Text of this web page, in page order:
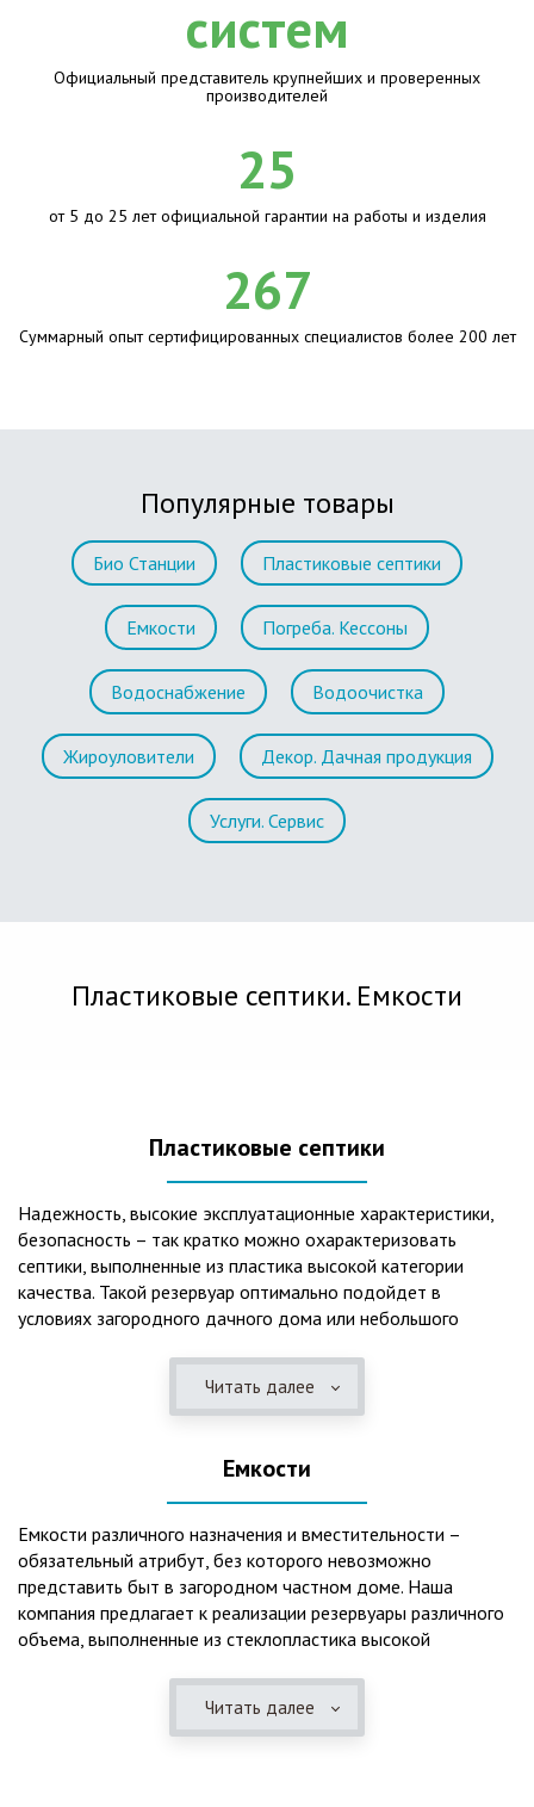
Официальный представитель крупнейших и проверенных
производителей
25
от 5 до 25 лет официальной гарантии на работы и изделия
267
Суммарный опыт сертифицированных специалистов более 200 лет
Популярные товары
Био Станции Пластиковые септики
Емкости Погреба. Кессоны
Водоснабжение Водоочистка
Жироуловители Декор. Дачная продукция
Услуги. Сервис
Пластиковые септики. Емкости
Пластиковые септики
Надежность, высокие эксплуатационные характеристики,
безопасность – так кратко можно охарактеризовать
септики, выполненные из пластика высокой категории
качества. Такой резервуар оптимально подойдет в
условиях загородного дачного дома или небольшого
механическая и биологическая очистка канализационных
Главная причина популярности пластиковых и
также отнести:
безупречное качество изготовления;
стойкость к высокому давлению грунта (даже в
ненаполненном состоянии);
полная герметичность, что гарантирует отсутствие
Читать далее
Емкости
Емкости различного назначения и вместительности –
обязательный атрибут, без которого невозможно
представить быт в загородном частном доме. Наша
компания предлагает к реализации резервуары различного
объема, выполненные из стеклопластика высокой
одна из основных сфер их практического использования –
это организация центров очистки, обустройство
Читать далее